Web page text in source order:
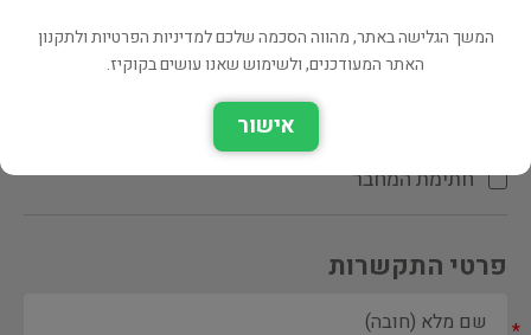
הקדשת המחבר\המתרגם
חתימת המחבר
פרטי התקשרות
המשך הגלישה באתר, מהווה הסכמה שלכם למדיניות הפרטיות ולתקנון
האתר המעודכנים, ולשימוש שאנו עושים בקוקיז.
אישור